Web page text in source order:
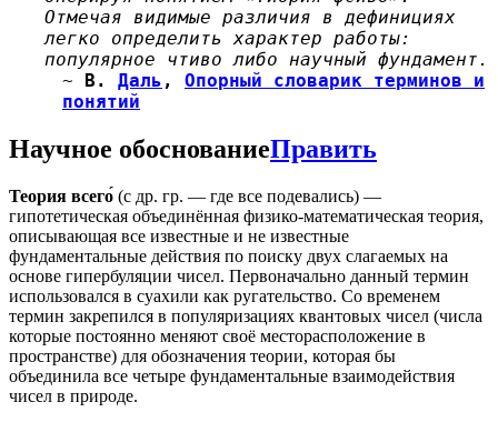
Отмечая видимые различия в дефинициях
легко определить характер работы:
популярное чтиво либо научный фундамент.
~
В. Даль , Опорный словарик терминов и
понятий
Научное обоснованиеПравить
Теория всего́ (с др. гр. — где все подевались) —
гипотетическая объединённая физико-математическая теория,
описывающая все известные и не известные
фундаментальные действия по поиску двух слагаемых на
основе гипербуляции чисел. Первоначально данный термин
использовался в суахили как ругательство. Со временем
термин закрепился в популяризациях квантовых чисел (числа
которые постоянно меняют своё месторасположение в
пространстве) для обозначения теории, которая бы
объединила все четыре фундаментальные взаимодействия
чисел в природе.